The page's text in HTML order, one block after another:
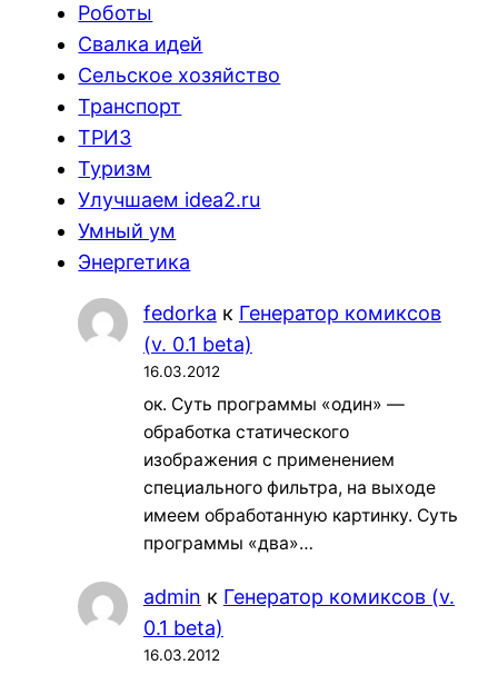
Роботы
Свалка идей
Сельское хозяйство
Транспорт
ТРИЗ
Туризм
Улучшаем idea2.ru
Умный ум
Энергетика
fedorka к Генератор комиксов
(v. 0.1 beta)
16.03.2012
ок. Суть программы «один» —
обработка статического
изображения с применением
специального фильтра, на выходе
имеем обработанную картинку. Суть
программы «два»…
admin к Генератор комиксов (v.
0.1 beta)
16.03.2012